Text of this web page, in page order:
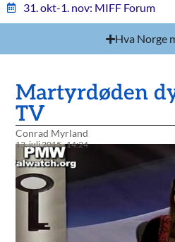
31. okt-1. nov: MIFF Forum
Hva Norge
Martyrdøden
TV
Conrad Myrland
13. juli 2015 14:24